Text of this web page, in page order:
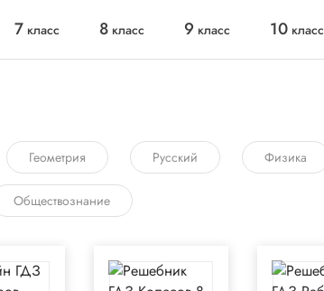
7 класс 8 класс 9 класс 10 класс
Геометрия Русский Физика
Обществознание